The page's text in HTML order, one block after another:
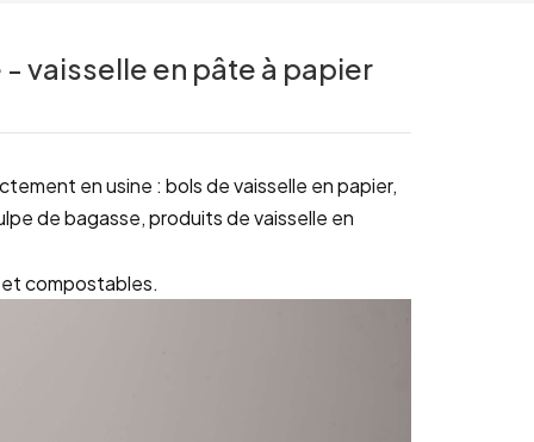
vaisselle en pâte à papier
en usine : bols de vaisselle en papier,
de bagasse, produits de vaisselle en
compostables.